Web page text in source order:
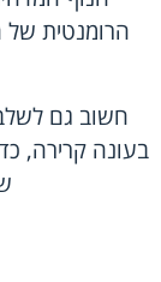
הרומנטית
חשוב גם
בעונה קרירה,